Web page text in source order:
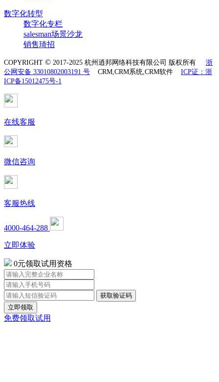
数字化转型
数字化专栏
salesman场景沙龙
销售琦招
COPYRIGHT © 2017-2025 杭州逍邦网络科技有限公司 版权所有 浙
公网安备 33010802003191 号 CRM,CRM系统,CRM软件 ICP证：浙
ICP备15012475号-1
在线客服
微信咨询
客服热线
4000-464-288
立即体验
0元领取试用资格
立即领取
免费领取试用